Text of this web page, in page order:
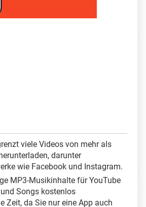
viele Videos von mehr als
darunter
wie Facebook und Instagram.
MP3-Musikinhalte für YouTube
Songs kostenlos
Zeit, da Sie nur eine App auch